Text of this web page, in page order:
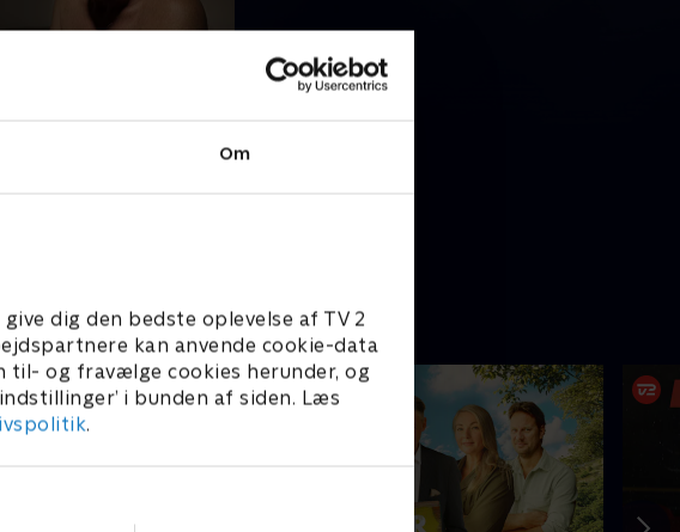
Om
dig den bedste oplevelse af TV 2
kan anvende cookie-data
og fravælge cookies herunder, og
i bunden af siden. Læs
.
ind på